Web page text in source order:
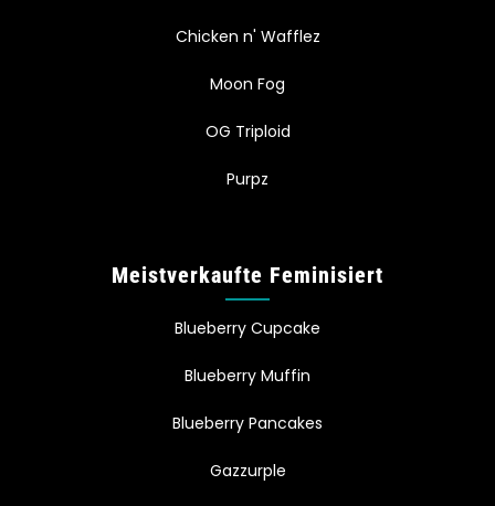
Chicken n' Wafflez
Moon Fog
OG Triploid
Purpz
Meistverkaufte Feminisiert
Blueberry Cupcake
Blueberry Muffin
Blueberry Pancakes
Gazzurple